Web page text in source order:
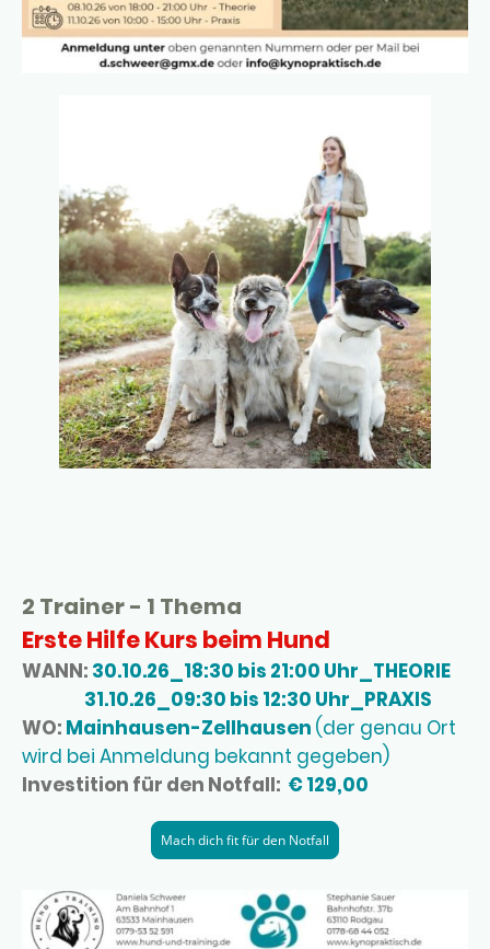
2 Trainer - 1 Thema
Erste Hilfe Kurs beim Hund
WANN: 30.10.26_18:30 bis 21:00 Uhr_THEORIE
31.10.26_09:30 bis 12:30 Uhr_PRAXIS
WO: Mainhausen-Zellhausen (der genau Ort
wird bei Anmeldung bekannt gegeben)
Investition für den Notfall: € 129,00
Mach dich fit für den Notfall